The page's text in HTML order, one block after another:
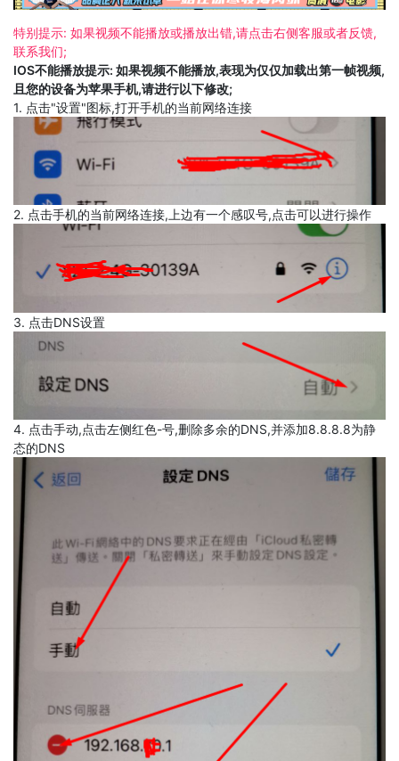
特别提示: 如果视频不能播放或播放出错,请点击右侧客服或者反馈,
联系我们;
IOS不能播放提示: 如果视频不能播放,表现为仅仅加载出第一帧视频,
且您的设备为苹果手机,请进行以下修改;
1. 点击"设置"图标,打开手机的当前网络连接
2. 点击手机的当前网络连接,上边有一个感叹号,点击可以进行操作
3. 点击DNS设置
4. 点击手动,点击左侧红色-号,删除多余的DNS,并添加8.8.8.8为静
态的DNS